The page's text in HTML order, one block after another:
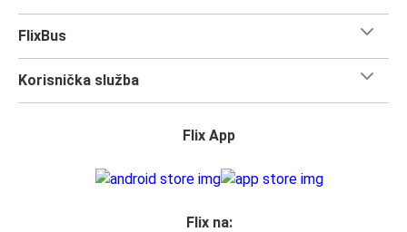
FlixBus
Korisnička služba
Flix App
Flix na: